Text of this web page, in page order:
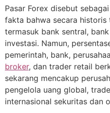
Pasar Forex disebut sebagai
fakta bahwa secara historis
termasuk bank sentral,
investasi. Namun,
pemerintah, bank,
broker, dan trader retail
sekarang mencakup
pengelola uang global,
internasional sekuritas dan